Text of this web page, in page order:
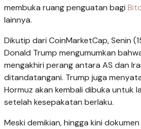
membuka ruang penguatan bagi
lainnya.
Dikutip dari CoinMarketCap, Senin
Donald Trump mengumumkan
mengakhiri perang antara AS dan
ditandatangani. Trump juga
Hormuz akan kembali dibuka untuk
setelah kesepakatan berlaku.
Meski demikian, hingga kini